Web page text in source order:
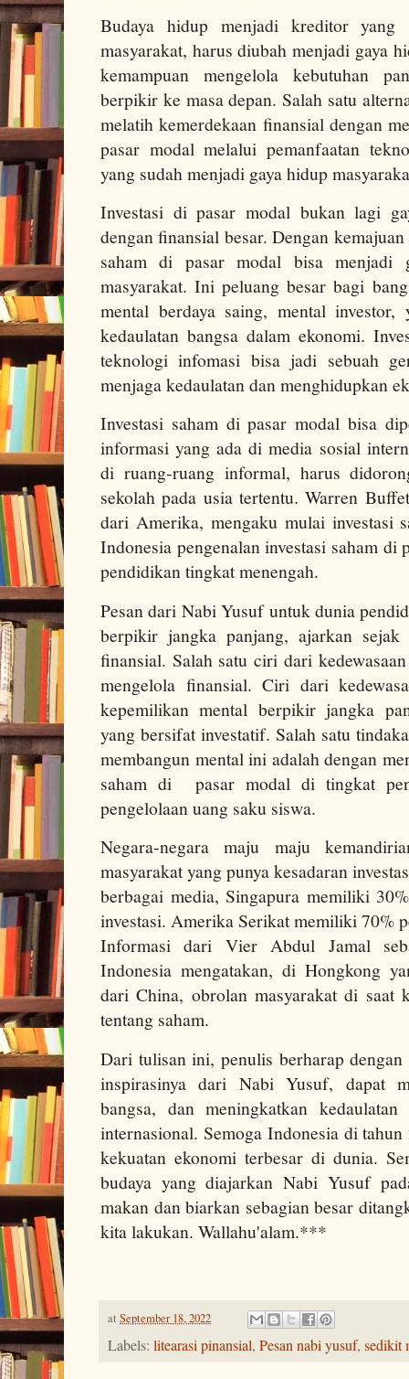
Budaya hidup menjadi kreditor yang
masyarakat, harus diubah menjadi gaya
kemampuan mengelola kebutuhan
berpikir ke masa depan. Salah satu
melatih kemerdekaan finansial dengan
pasar modal melalui pemanfaatan
yang sudah menjadi gaya hidup
Investasi di pasar modal bukan lagi
dengan finansial besar. Dengan
saham di pasar modal bisa menjadi
masyarakat. Ini peluang besar bagi
mental berdaya saing, mental
kedaulatan bangsa dalam ekonomi.
teknologi infomasi bisa jadi sebuah
menjaga kedaulatan dan menghidupkan
Investasi saham di pasar modal bisa
informasi yang ada di media sosial
di ruang-ruang informal, harus
sekolah pada usia tertentu. Warren
dari Amerika, mengaku mulai investasi
Indonesia pengenalan investasi saham
pendidikan tingkat menengah.
Pesan dari Nabi Yusuf untuk dunia
berpikir jangka panjang, ajarkan sejak
finansial. Salah satu ciri dari
mengelola finansial. Ciri dari
kepemilikan mental berpikir jangka
yang bersifat investatif. Salah satu
membangun mental ini adalah dengan
saham di pasar modal di tingkat
pengelolaan uang saku siswa.
Negara-negara maju maju
masyarakat yang punya kesadaran
berbagai media, Singapura memiliki
investasi. Amerika Serikat memiliki 70%
Informasi dari Vier Abdul Jamal
Indonesia mengatakan, di Hongkong
dari China, obrolan masyarakat di saat
tentang saham.
Dari tulisan ini, penulis berharap
inspirasinya dari Nabi Yusuf, dapat
bangsa, dan meningkatkan
internasional. Semoga Indonesia di
kekuatan ekonomi terbesar di dunia.
budaya yang diajarkan Nabi Yusuf
makan dan biarkan sebagian besar
kita lakukan. Wallahu'alam.***
at September 18, 2022
Labels: litearasi pinansial, Pesan nabi yusuf, sedikit